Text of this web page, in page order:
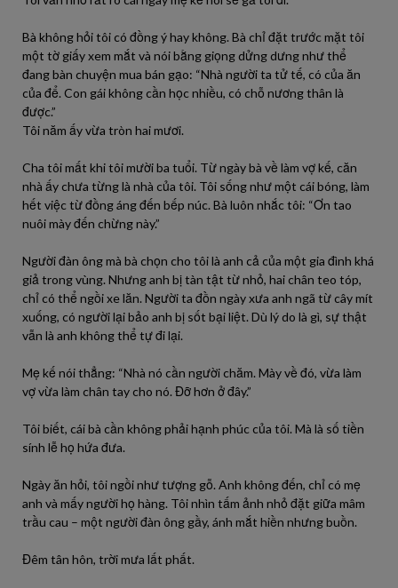
Bà không hỏi tôi có đồng ý hay không. Bà chỉ đặt trước mặt tôi
một tờ giấy xem mắt và nói bằng giọng dửng dưng như thể
đang bàn chuyện mua bán gạo: “Nhà người ta tử tế, có của ăn
của để. Con gái không cần học nhiều, có chỗ nương thân là
được.”
Tôi năm ấy vừa tròn hai mươi.
Cha tôi mất khi tôi mười ba tuổi. Từ ngày bà về làm vợ kế, căn
nhà ấy chưa từng là nhà của tôi. Tôi sống như một cái bóng, làm
hết việc từ đồng áng đến bếp núc. Bà luôn nhắc tôi: “Ơn tao
nuôi mày đến chừng này.”
Người đàn ông mà bà chọn cho tôi là anh cả của một gia đình khá
giả trong vùng. Nhưng anh bị tàn tật từ nhỏ, hai chân teo tóp,
chỉ có thể ngồi xe lăn. Người ta đồn ngày xưa anh ngã từ cây mít
xuống, có người lại bảo anh bị sốt bại liệt. Dù lý do là gì, sự thật
vẫn là anh không thể tự đi lại.
Mẹ kế nói thẳng: “Nhà nó cần người chăm. Mày về đó, vừa làm
vợ vừa làm chân tay cho nó. Đỡ hơn ở đây.”
Tôi biết, cái bà cần không phải hạnh phúc của tôi. Mà là số tiền
sính lễ họ hứa đưa.
Ngày ăn hỏi, tôi ngồi như tượng gỗ. Anh không đến, chỉ có mẹ
anh và mấy người họ hàng. Tôi nhìn tấm ảnh nhỏ đặt giữa mâm
trầu cau – một người đàn ông gầy, ánh mắt hiền nhưng buồn.
Đêm tân hôn, trời mưa lất phất.